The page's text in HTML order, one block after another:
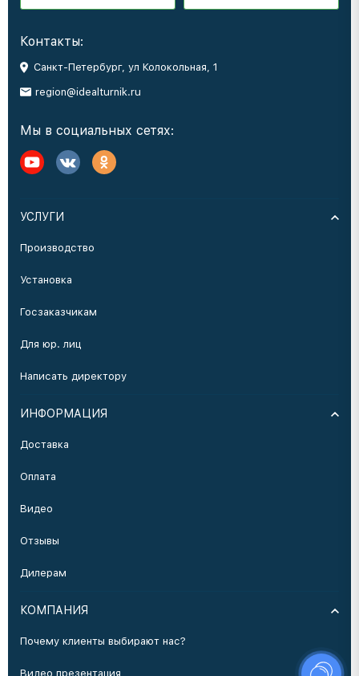
Контакты:
Санкт-Петербург, ул Колокольная, 1
region@idealturnik.ru
Мы в социальных сетях:
УСЛУГИ
Производство
Установка
Госзаказчикам
Для юр. лиц
Написать директору
ИНФОРМАЦИЯ
Доставка
Оплата
Видео
Отзывы
Дилерам
КОМПАНИЯ
Почему клиенты выбирают нас?
Видео презентация